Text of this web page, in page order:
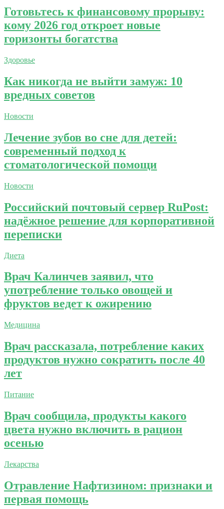
Готовьтесь к финансовому прорыву:
кому 2026 год откроет новые
горизонты богатства
Здоровье
Как никогда не выйти замуж: 10
вредных советов
Новости
Лечение зубов во сне для детей:
современный подход к
стоматологической помощи
Новости
Российский почтовый сервер RuPost:
надёжное решение для корпоративной
переписки
Диета
Врач Калинчев заявил, что
употребление только овощей и
фруктов ведет к ожирению
Медицина
Врач рассказала, потребление каких
продуктов нужно сократить после 40
лет
Питание
Врач сообщила, продукты какого
цвета нужно включить в рацион
осенью
Лекарства
Отравление Нафтизином: признаки и
первая помощь